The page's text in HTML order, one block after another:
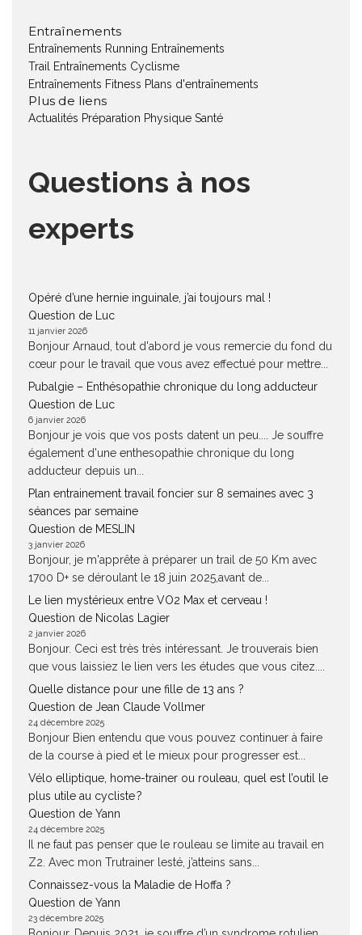
Entraînements
Entraînements Running Entraînements
Trail
Entraînements Cyclisme
Entraînements Fitness Plans d'entraînements
Plus de liens
Actualités Préparation Physique Santé
Questions à nos
experts
Opéré d’une hernie inguinale, j’ai toujours mal !
Question de Luc
11 janvier 2026
Bonjour Arnaud, tout d'abord je vous remercie du fond du
cœur pour le travail que vous avez effectué pour mettre...
Pubalgie – Enthésopathie chronique du long adducteur
Question de Luc
6 janvier 2026
Bonjour je vois que vos posts datent un peu.... Je souffre
également d'une enthesopathie chronique du long
adducteur depuis un...
Plan entrainement travail foncier sur 8 semaines avec 3
séances par semaine
Question de MESLIN
3 janvier 2026
Bonjour, je m'apprête à préparer un trail de 50 Km avec
1700 D+ se déroulant le 18 juin 2025,avant de...
Le lien mystérieux entre VO2 Max et cerveau !
Question de Nicolas Lagier
2 janvier 2026
Bonjour. Ceci est très très intéressant. Je trouverais bien
que vous laissiez le lien vers les études que vous citez....
Quelle distance pour une fille de 13 ans ?
Question de Jean Claude Vollmer
24 décembre 2025
Bonjour Bien entendu que vous pouvez continuer à faire
de la course à pied et le mieux pour progresser est...
Vélo elliptique, home-trainer ou rouleau, quel est l’outil le
plus utile au cycliste ?
Question de Yann
24 décembre 2025
Il ne faut pas penser que le rouleau se limite au travail en
Z2. Avec mon Trutrainer lesté, j’atteins sans...
Connaissez-vous la Maladie de Hoffa ?
Question de Yann
23 décembre 2025